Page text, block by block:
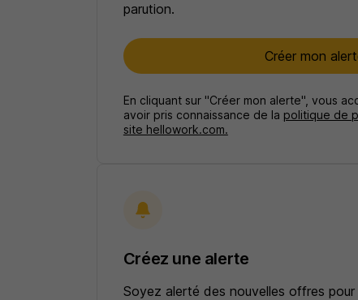
parution.
Créer mon
En cliquant sur "Créer mon alerte", vous
avoir pris connaissance de la politique de
site hellowork.com.
Créez une alerte
Soyez alerté des nouvelles offres